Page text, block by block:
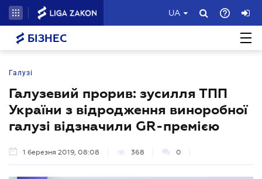
UA
БІЗНЕС
Галузі
Галузевий прорив: зусилля ТПП
України з відродження виноробної
галузі відзначили GR-премією
1 березня 2019, 08:08 368 0